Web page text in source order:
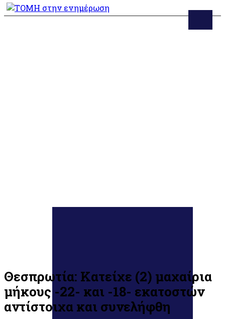
Θεσπρωτία: Κατείχε (2) μαχαίρια
μήκους -22- και -18- εκατοστών
αντίστοιχα και συνελήφθη